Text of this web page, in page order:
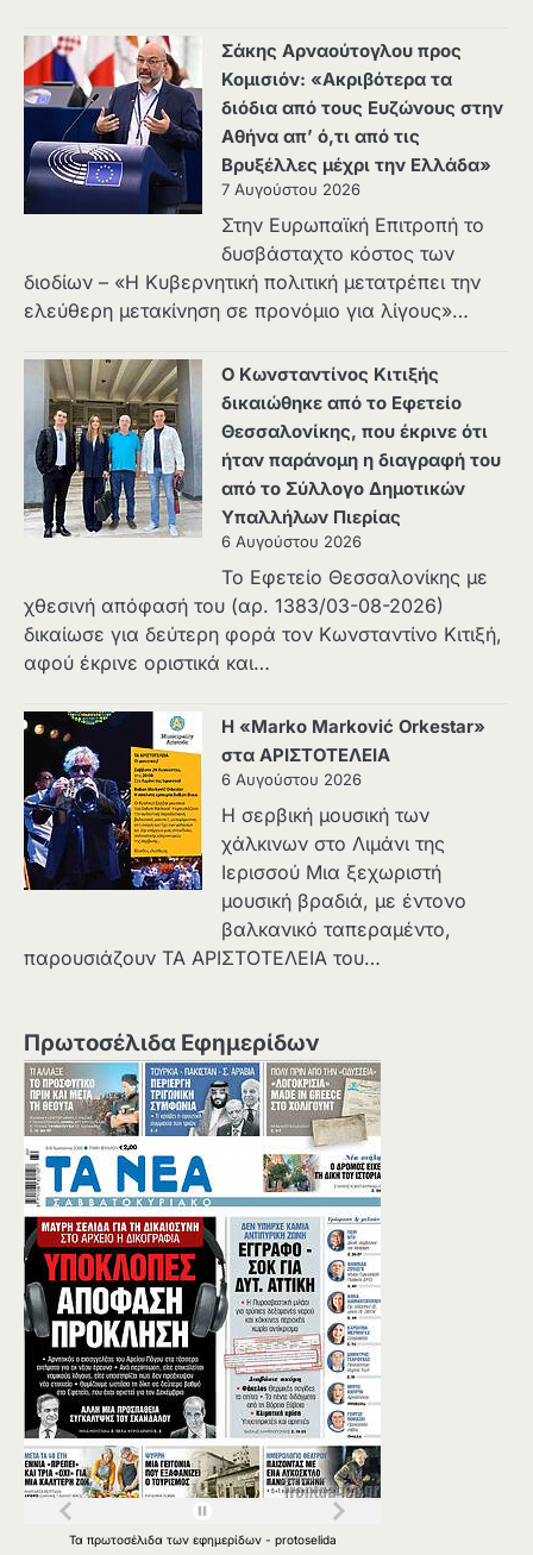
Σάκης Αρναούτογλου προς
Κομισιόν: «Ακριβότερα τα
διόδια από τους Ευζώνους στην
Αθήνα απ’ ό,τι από τις
Βρυξέλλες μέχρι την Ελλάδα»
7 Αυγούστου 2026
Στην Ευρωπαϊκή Επιτροπή το
δυσβάσταχτο κόστος των
διοδίων – «Η Κυβερνητική πολιτική μετατρέπει την
ελεύθερη μετακίνηση σε προνόμιο για λίγους»…
Ο Κωνσταντίνος Κιτιξής
δικαιώθηκε από το Εφετείο
Θεσσαλονίκης, που έκρινε ότι
ήταν παράνομη η διαγραφή του
από το Σύλλογο Δημοτικών
Υπαλλήλων Πιερίας
6 Αυγούστου 2026
Το Εφετείο Θεσσαλονίκης με
χθεσινή απόφασή του (αρ. 1383/03-08-2026)
δικαίωσε για δεύτερη φορά τον Κωνσταντίνο Κιτιξή,
αφού έκρινε οριστικά και…
Η «Marko Marković Orkestar»
στα ΑΡΙΣΤΟΤΕΛΕΙΑ
6 Αυγούστου 2026
Η σερβική μουσική των
χάλκινων στο Λιμάνι της
Ιερισσού Μια ξεχωριστή
μουσική βραδιά, με έντονο
βαλκανικό ταπεραμέντο,
παρουσιάζουν ΤΑ ΑΡΙΣΤΟΤΕΛΕΙΑ του…
Πρωτοσέλιδα Εφημερίδων
Τα πρωτοσέλιδα των εφημερίδων - protoselida